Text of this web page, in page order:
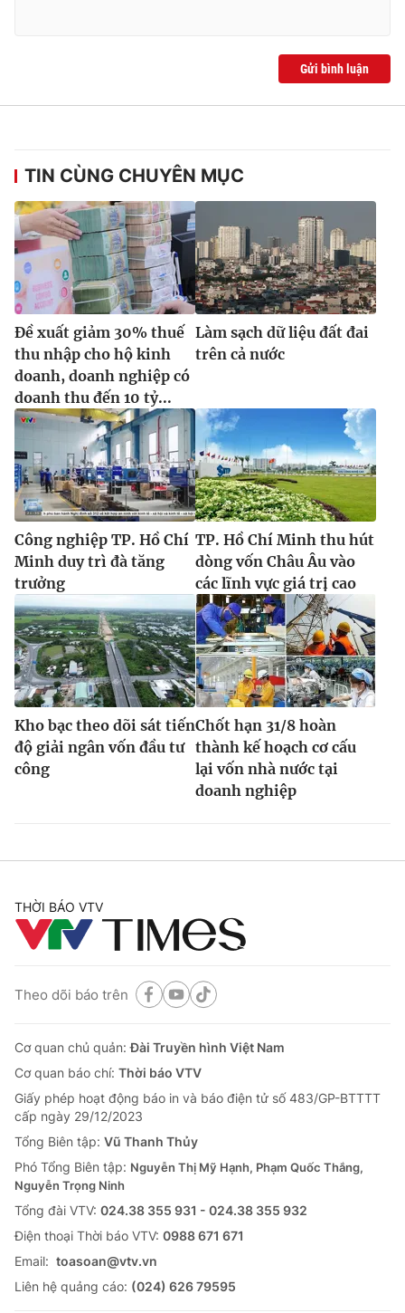
Gửi bình luận
TIN CÙNG CHUYÊN MỤC
Đề xuất giảm 30% thuế
thu nhập cho hộ kinh
doanh, doanh nghiệp có
doanh thu đến 10 tỷ...
Làm sạch dữ liệu đất đai
trên cả nước
Công nghiệp TP. Hồ Chí
Minh duy trì đà tăng
trưởng
TP. Hồ Chí Minh thu hút
dòng vốn Châu Âu vào
các lĩnh vực giá trị cao
Kho bạc theo dõi sát tiến
độ giải ngân vốn đầu tư
công
Chốt hạn 31/8 hoàn
thành kế hoạch cơ cấu
lại vốn nhà nước tại
doanh nghiệp
THỜI BÁO VTV
Theo dõi báo trên
Cơ quan chủ quản:Đài Truyền hình Việt Nam
Cơ quan báo chí: Thời báo VTV
Giấy phép hoạt động báo in và báo điện tử số 483/GP-BTTTT
cấp ngày 29/12/2023
Tổng Biên tập: Vũ Thanh Thủy
Phó Tổng Biên tập: Nguyễn Thị Mỹ Hạnh, Phạm Quốc Thắng,
Nguyễn Trọng Ninh
Tổng đài VTV: 024.38 355 931 - 024.38 355 932
Ðiện thoại Thời báo VTV: 0988 671 671
Email: toasoan@vtv.vn
Liên hệ quảng cáo: (024) 626 79595